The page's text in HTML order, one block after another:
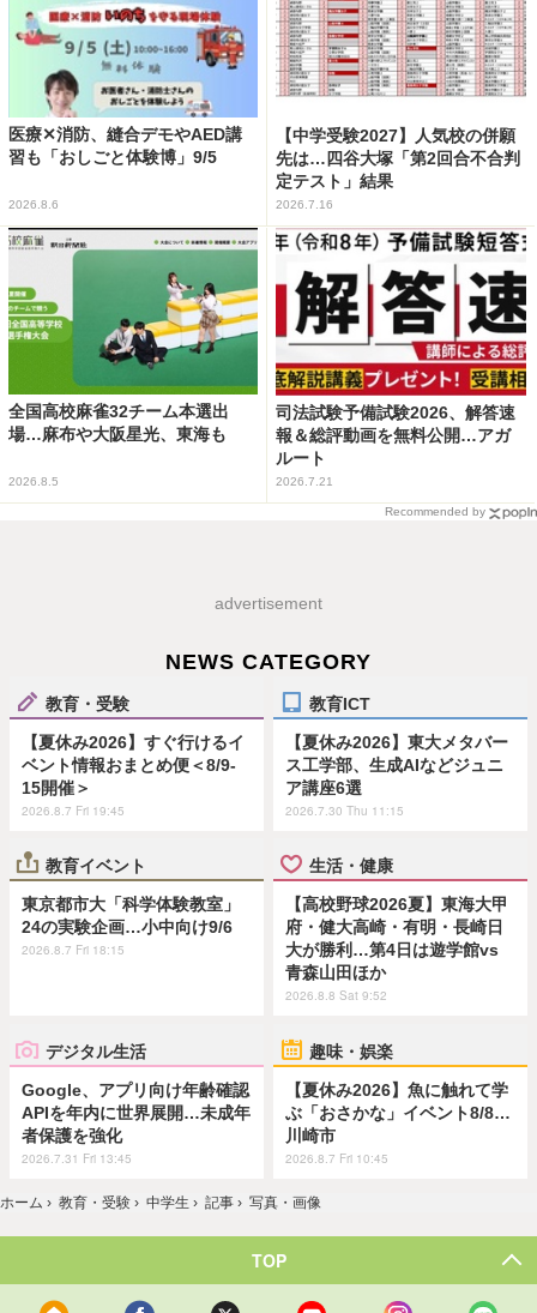
医療✕消防、縫合デモやAED講
習も「おしごと体験博」9/5
2026.8.6
【中学受験2027】人気校の併願
先は…四谷大塚「第2回合不合判
定テスト」結果
2026.7.16
全国高校麻雀32チーム本選出
場…麻布や大阪星光、東海も
2026.8.5
司法試験予備試験2026、解答速
報＆総評動画を無料公開…アガ
ルート
2026.7.21
Recommended by
advertisement
NEWS CATEGORY
教育・受験
【夏休み2026】すぐ行けるイ
ベント情報おまとめ便＜8/9-
15開催＞
2026.8.7 Fri 19:45
教育ICT
【夏休み2026】東大メタバー
ス工学部、生成AIなどジュニ
ア講座6選
2026.7.30 Thu 11:15
教育イベント
東京都市大「科学体験教室」
24の実験企画…小中向け9/6
2026.8.7 Fri 18:15
生活・健康
【高校野球2026夏】東海大甲
府・健大高崎・有明・長崎日
大が勝利…第4日は遊学館vs
青森山田ほか
2026.8.8 Sat 9:52
デジタル生活
Google、アプリ向け年齢確認
APIを年内に世界展開…未成年
者保護を強化
2026.7.31 Fri 13:45
趣味・娯楽
【夏休み2026】魚に触れて学
ぶ「おさかな」イベント8/8…
川崎市
2026.8.7 Fri 10:45
ホーム › 教育・受験 › 中学生 › 記事 › 写真・画像
TOP